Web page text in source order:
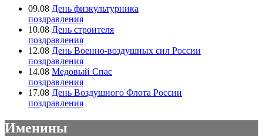
09.08 День физкультурника
поздравления
10.08 День строителя
поздравления
12.08 День Военно-воздушных сил России
поздравления
14.08 Медовый Спас
поздравления
17.08 День Воздушного Флота России
поздравления
Именины